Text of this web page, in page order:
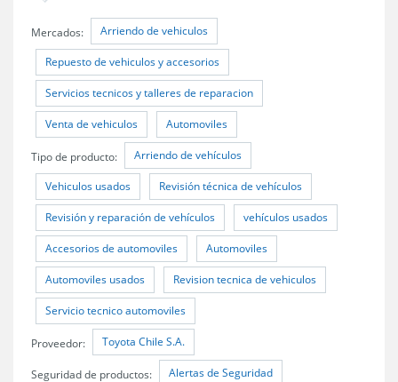
Mercados: Arriendo de vehiculos
Repuesto de vehiculos y accesorios
Servicios tecnicos y talleres de reparacion
Venta de vehiculos Automoviles
Tipo de producto: Arriendo de vehículos
Vehiculos usados Revisión técnica de vehículos
Revisión y reparación de vehículos vehículos usados
Accesorios de automoviles Automoviles
Automoviles usados Revision tecnica de vehiculos
Servicio tecnico automoviles
Proveedor: Toyota Chile S.A.
Seguridad de productos: Alertas de Seguridad